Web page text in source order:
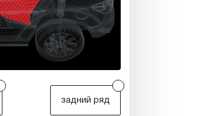
задний ряд